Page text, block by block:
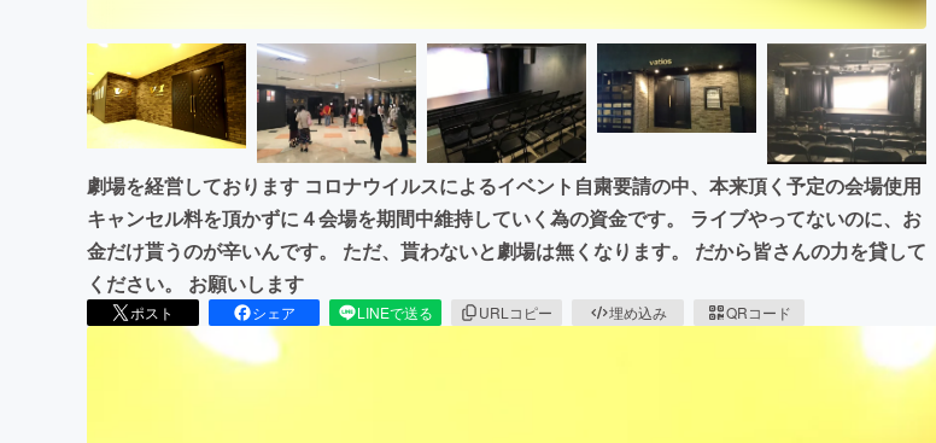
劇場を経営しております コロナウイルスによるイベント自粛要請の中、本来頂く予定の会場使用
キャンセル料を頂かずに４会場を期間中維持していく為の資金です。 ライブやってないのに、お
金だけ貰うのが辛いんです。 ただ、貰わないと劇場は無くなります。 だから皆さんの力を貸して
ください。 お願いします
ポスト シェア LINEで送る URLコピー 埋め込み QRコード